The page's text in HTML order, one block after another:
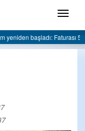
Menü
belediyeye sert